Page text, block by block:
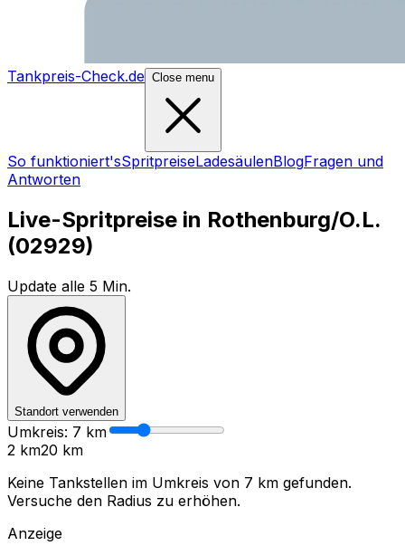
Tankpreis-Check.de Close menu
So funktioniert'sSpritpreiseLadesäulenBlogFragen und
Antworten
Live-Spritpreise in Rothenburg/O.L.
(02929)
Update alle 5 Min.
Standort verwenden
Umkreis: 7 km
2 km20 km
Keine Tankstellen im Umkreis von 7 km gefunden.
Versuche den Radius zu erhöhen.
Anzeige